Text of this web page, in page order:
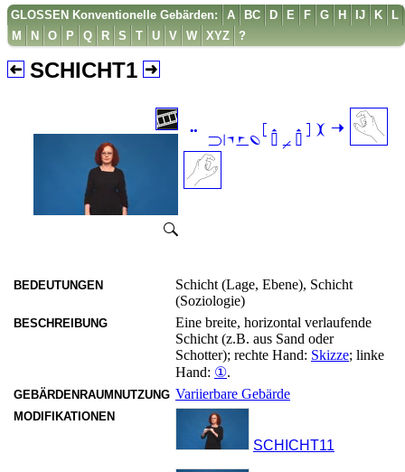
GLOSSEN Konventionelle Gebärden: A BC D E F G H IJ K
L
M
N O P Q R S T U V W XYZ ?
SCHICHT1

BEDEUTUNGEN
Schicht (Lage, Ebene), Schicht
(Soziologie)
BESCHREIBUNG
Eine breite, horizontal verlaufende
Schicht (z.B. aus Sand oder
Schotter); rechte Hand: Skizze; linke
Hand: ①.
GEBÄRDENRAUMNUTZUNG Variierbare Gebärde
MODIFIKATIONEN
SCHICHT11